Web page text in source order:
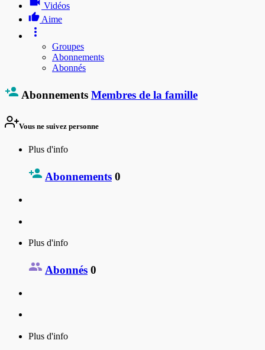
Vidéos
Aime
Groupes
Abonnements
Abonnés
Abonnements Membres de la famille
Vous ne suivez personne
Plus d'info
Abonnements 0
Plus d'info
Abonnés 0
Plus d'info